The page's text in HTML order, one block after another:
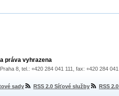
práva vyhrazena
8, tel.: +420 284 041 111, fax: +420 284
sady RSS 2.0 Síťové služby RSS